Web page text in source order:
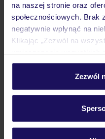
na naszej stronie oraz
społecznościowych. Brak
negatywnie wpłynąć na
Klikając „Zezwól na
personalizować swój
Szczegółowe informacje
Zezwól
Często zadawane
Jak zmienić uczestników/
Czy w Hotelu będzie
Odkryj inne